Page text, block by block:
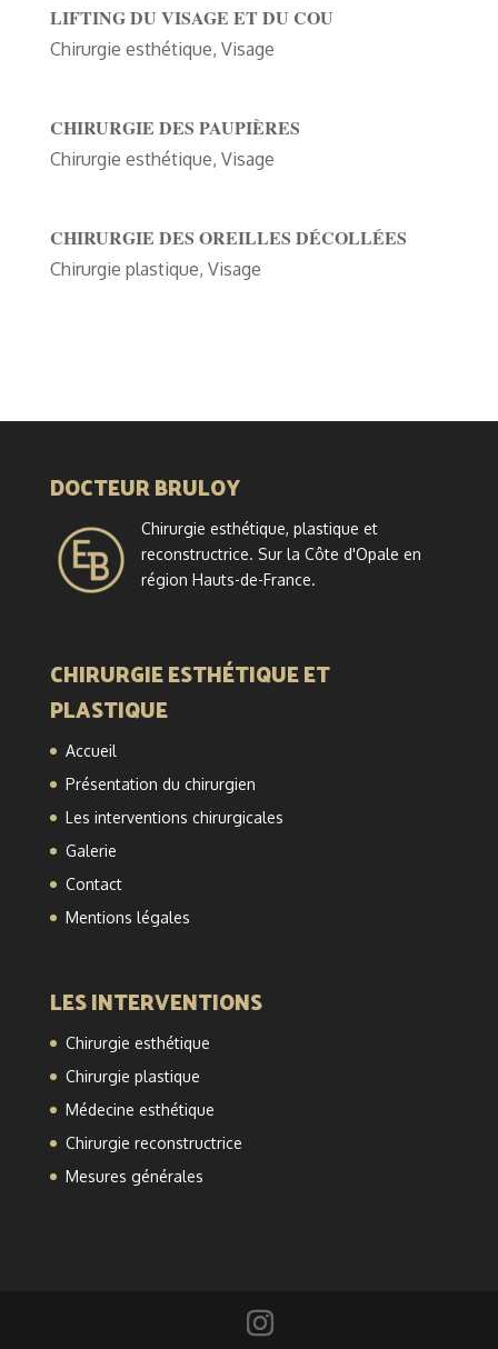
LIFTING DU VISAGE ET DU COU
Chirurgie esthétique, Visage
CHIRURGIE DES PAUPIÈRES
Chirurgie esthétique, Visage
CHIRURGIE DES OREILLES DÉCOLLÉES
Chirurgie plastique, Visage
DOCTEUR BRULOY
Chirurgie esthétique, plastique et
reconstructrice. Sur la Côte d'Opale en
région Hauts-de-France.
CHIRURGIE ESTHÉTIQUE ET
PLASTIQUE
Accueil
Présentation du chirurgien
Les interventions chirurgicales
Galerie
Contact
Mentions légales
LES INTERVENTIONS
Chirurgie esthétique
Chirurgie plastique
Médecine esthétique
Chirurgie reconstructrice
Mesures générales